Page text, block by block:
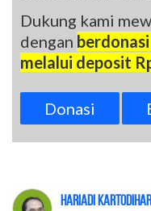
Dukung kami
dengan
melalui deposit
Donasi
Hariadi